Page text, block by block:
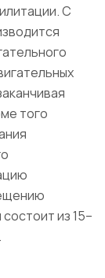
С
того
из 15–